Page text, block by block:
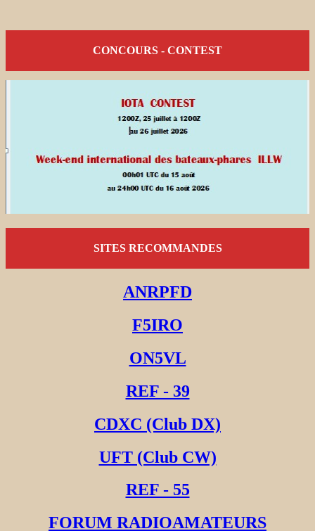
CONCOURS - CONTEST
SITES RECOMMANDES
ANRPFD
F5IRO
ON5VL
REF - 39
CDXC (Club DX)
UFT (Club CW)
REF - 55
FORUM RADIOAMATEURS